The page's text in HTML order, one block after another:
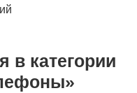
в категории